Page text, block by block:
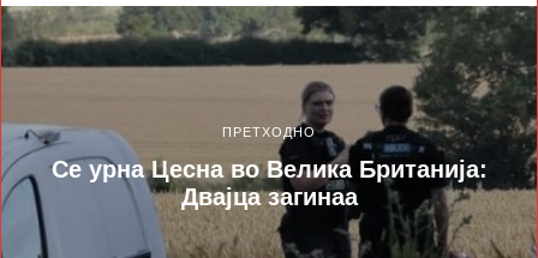
ПРЕТХОДНО
Се урна Цесна во Велика Британија:
Двајца загинаа